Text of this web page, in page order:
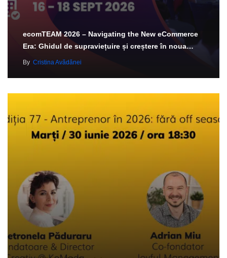
ecomTEAM 2026 – Navigating the New eCommerce
Era: Ghidul de supraviețuire și creștere în noua…
By Cristina Avădănei